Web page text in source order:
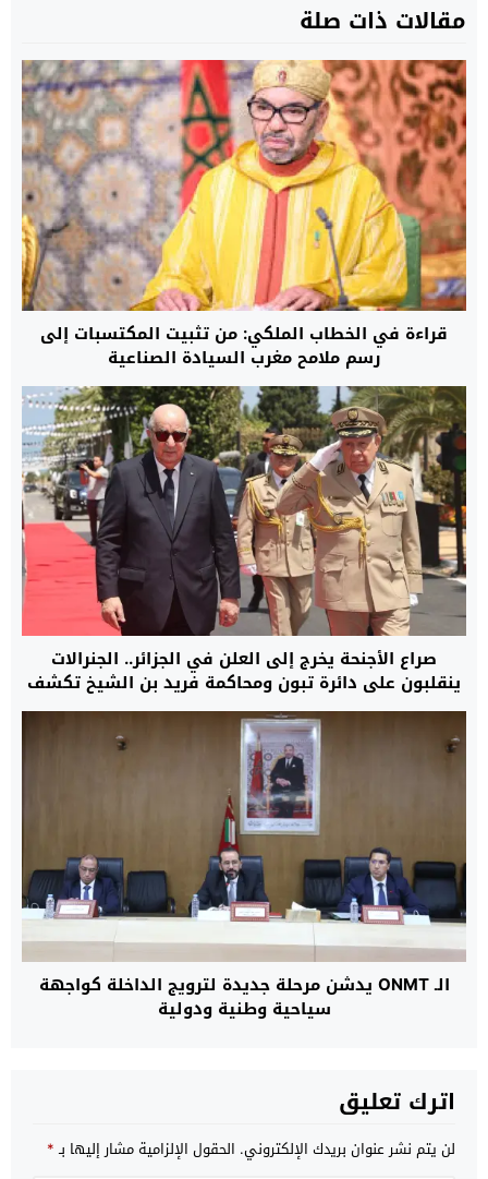
مقالات ذات صلة
قراءة في الخطاب الملكي: من تثبيت المكتسبات إلى
رسم ملامح مغرب السيادة الصناعية
صراع الأجنحة يخرج إلى العلن في الجزائر.. الجنرالات
ينقلبون على دائرة تبون ومحاكمة فريد بن الشيخ تكشف
أكبر معركة تصفية نفوذ بين الرئاسة والمؤسسة
العسكرية
الـ ONMT يدشن مرحلة جديدة لترويج الداخلة كواجهة
سياحية وطنية ودولية
اترك تعليق
لن يتم نشر عنوان بريدك الإلكتروني. الحقول الإلزامية مشار إليها بـ*